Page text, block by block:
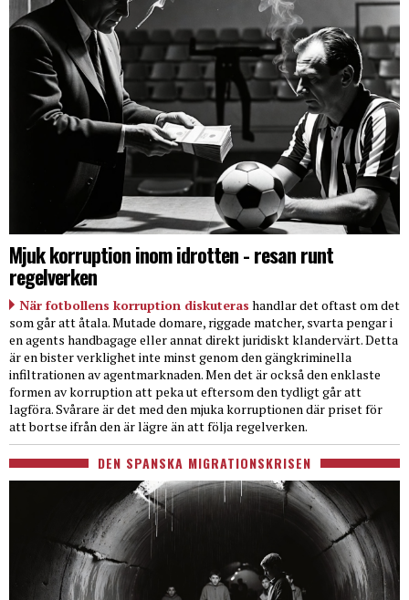
Mjuk korruption inom idrotten - resan runt
regelverken
När fotbollens korruption diskuteras handlar det oftast om det
som går att åtala. Mutade domare, riggade matcher, svarta pengar i
en agents handbagage eller annat direkt juridiskt klandervärt. Detta
är en bister verklighet inte minst genom den gängkriminella
infiltrationen av agentmarknaden. Men det är också den enklaste
formen av korruption att peka ut eftersom den tydligt går att
lagföra. Svårare är det med den mjuka korruptionen där priset för
att bortse ifrån den är lägre än att följa regelverken.
DEN SPANSKA MIGRATIONSKRISEN